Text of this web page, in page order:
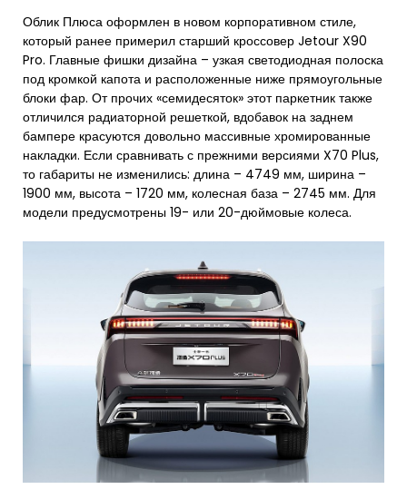
Облик Плюса оформлен в новом корпоративном стиле,
который ранее примерил старший кроссовер Jetour X90
Pro. Главные фишки дизайна – узкая светодиодная полоска
под кромкой капота и расположенные ниже прямоугольные
блоки фар. От прочих «семидесяток» этот паркетник также
отличился радиаторной решеткой, вдобавок на заднем
бампере красуются довольно массивные хромированные
накладки. Если сравнивать с прежними версиями X70 Plus,
то габариты не изменились: длина – 4749 мм, ширина –
1900 мм, высота – 1720 мм, колесная база – 2745 мм. Для
модели предусмотрены 19- или 20-дюймовые колеса.